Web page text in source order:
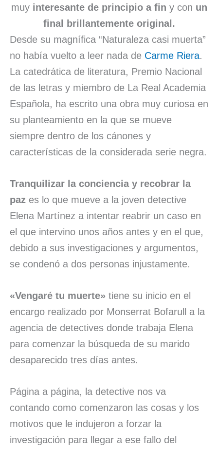
muy interesante de principio a fin y con un
final brillantemente original.
Desde su magnífica “Naturaleza casi muerta”
no había vuelto a leer nada de Carme Riera.
La catedrática de literatura, Premio Nacional
de las letras y miembro de La Real Academia
Española, ha escrito una obra muy curiosa en
su planteamiento en la que se mueve
siempre dentro de los cánones y
características de la considerada serie negra.
Tranquilizar la conciencia y recobrar la
paz es lo que mueve a la joven detective
Elena Martínez a intentar reabrir un caso en
el que intervino unos años antes y en el que,
debido a sus investigaciones y argumentos,
se condenó a dos personas injustamente.
«Vengaré tu muerte» tiene su inicio en el
encargo realizado por Monserrat Bofarull a la
agencia de detectives donde trabaja Elena
para comenzar la búsqueda de su marido
desaparecido tres días antes.
Página a página, la detective nos va
contando como comenzaron las cosas y los
motivos que le indujeron a forzar la
investigación para llegar a ese fallo del